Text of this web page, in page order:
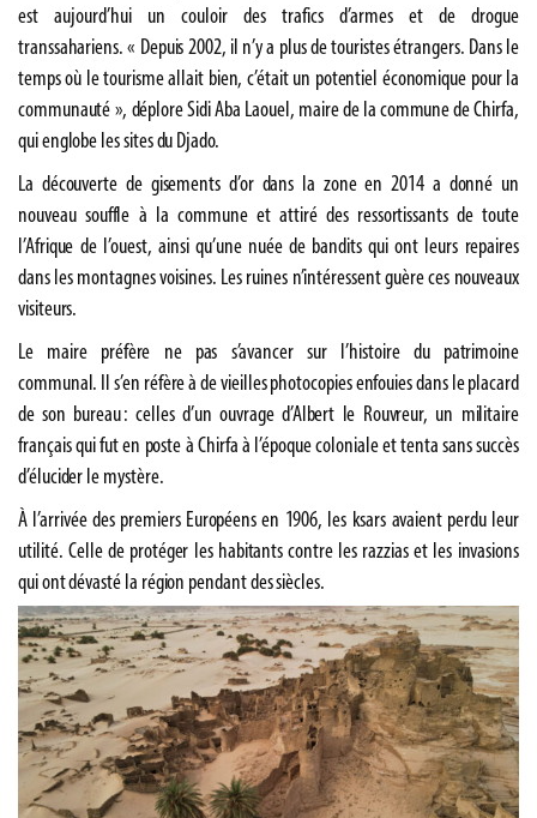
est aujourd’hui un couloir des trafics d’armes et de drogue
transsahariens. « Depuis 2002, il n’y a plus de touristes étrangers. Dans le
temps où le tourisme allait bien, c’était un potentiel économique pour la
communauté », déplore Sidi Aba Laouel, maire de la commune de Chirfa,
qui englobe les sites du Djado.
La découverte de gisements d’or dans la zone en 2014 a donné un
nouveau souffle à la commune et attiré des ressortissants de toute
l’Afrique de l’ouest, ainsi qu’une nuée de bandits qui ont leurs repaires
dans les montagnes voisines. Les ruines n’intéressent guère ces nouveaux
visiteurs.
Le maire préfère ne pas s’avancer sur l’histoire du patrimoine
communal. Il s’en réfère à de vieilles photocopies enfouies dans le placard
de son bureau : celles d’un ouvrage d’Albert le Rouvreur, un militaire
français qui fut en poste à Chirfa à l’époque coloniale et tenta sans succès
d’élucider le mystère.
À l’arrivée des premiers Européens en 1906, les ksars avaient perdu leur
utilité. Celle de protéger les habitants contre les razzias et les invasions
qui ont dévasté la région pendant des siècles.